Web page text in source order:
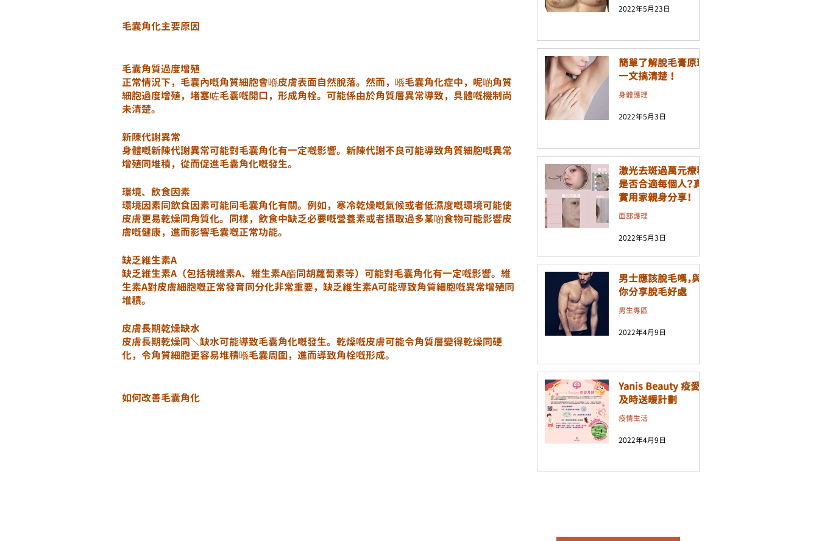
毛囊角化主要原因
毛囊角質過度增殖
正常情況下，毛囊內嘅角質細胞會喺皮膚表面自然脫落。然而，喺毛囊角化症中，呢啲角質
細胞過度增殖，堵塞咗毛囊嘅開口，形成角栓。可能係由於角質層異常導致，具體嘅機制尚
未清楚。
新陳代謝異常
身體嘅新陳代謝異常可能對毛囊角化有一定嘅影響。新陳代謝不良可能導致角質細胞嘅異常
增殖同堆積，從而促進毛囊角化嘅發生。
環境、飲食因素
環境因素同飲食因素可能同毛囊角化有關。例如，寒冷乾燥嘅氣候或者低濕度嘅環境可能使
皮膚更易乾燥同角質化。同樣，飲食中缺乏必要嘅營養素或者攝取過多某啲食物可能影響皮
膚嘅健康，進而影響毛囊嘅正常功能。
缺乏維生素A
缺乏維生素A（包括視維素A、維生素A酯同胡蘿蔔素等）可能對毛囊角化有一定嘅影響。維
生素A對皮膚細胞嘅正常發育同分化非常重要，缺乏維生素A可能導致角質細胞嘅異常增殖同
堆積。
皮膚長期乾燥缺水
皮膚長期乾燥同＼缺水可能導致毛囊角化嘅發生。乾燥嘅皮膚可能令角質層變得乾燥同硬
化，令角質細胞更容易堆積喺毛囊周圍，進而導致角栓嘅形成。
如何改善毛囊角化
2022年5月23日
簡單了解脫毛膏原理
一文搞清楚 ！
身體護理
2022年5月3日
激光去斑過萬元療程
是否合適每個人？真
實用家親身分享！
面部護理
2022年5月3日
男士應該脫毛嗎，與
你分享脫毛好處
男生專區
2022年4月9日
Yanis Beauty 疫愛
及時送暖計劃
疫情生活
2022年4月9日